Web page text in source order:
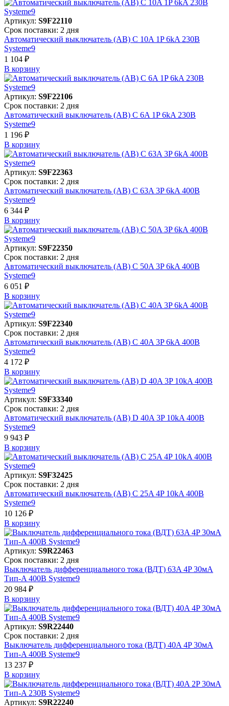
Артикул: S9F22110
Срок поставки: 2 дня
Автоматический выключатель (АВ) C 10A 1P 6kA 230В
Systeme9
1 104 ₽
В корзинy
Артикул: S9F22106
Срок поставки: 2 дня
Автоматический выключатель (АВ) C 6A 1P 6kA 230В
Systeme9
1 196 ₽
В корзинy
Артикул: S9F22363
Срок поставки: 2 дня
Автоматический выключатель (АВ) C 63A 3P 6kA 400В
Systeme9
6 344 ₽
В корзинy
Артикул: S9F22350
Срок поставки: 2 дня
Автоматический выключатель (АВ) C 50A 3P 6kA 400В
Systeme9
6 051 ₽
В корзинy
Артикул: S9F22340
Срок поставки: 2 дня
Автоматический выключатель (АВ) C 40A 3P 6kA 400В
Systeme9
4 172 ₽
В корзинy
Артикул: S9F33340
Срок поставки: 2 дня
Автоматический выключатель (АВ) D 40A 3P 10kA 400В
Systeme9
9 943 ₽
В корзинy
Артикул: S9F32425
Срок поставки: 2 дня
Автоматический выключатель (АВ) C 25A 4P 10kA 400В
Systeme9
10 126 ₽
В корзинy
Артикул: S9R22463
Срок поставки: 2 дня
Выключатель дифференциального тока (ВДТ) 63A 4P 30мА
Тип-A 400В Systeme9
20 984 ₽
В корзинy
Артикул: S9R22440
Срок поставки: 2 дня
Выключатель дифференциального тока (ВДТ) 40A 4P 30мА
Тип-A 400В Systeme9
13 237 ₽
В корзинy
Артикул: S9R22240